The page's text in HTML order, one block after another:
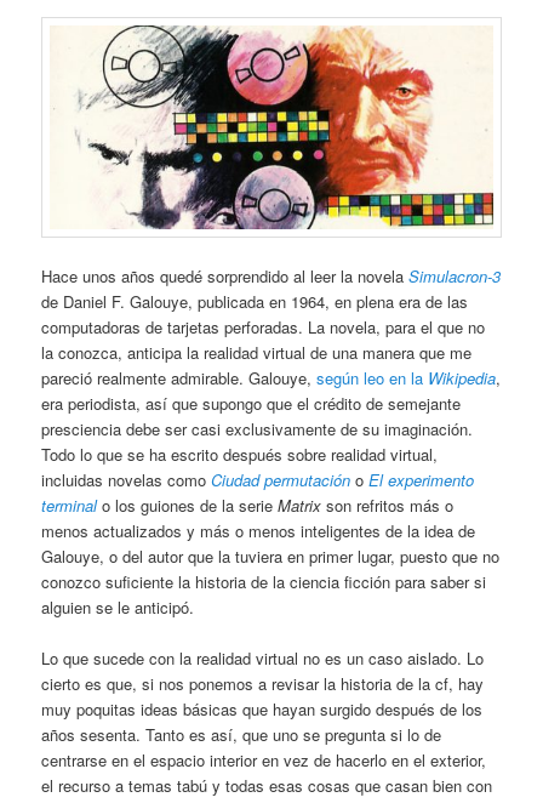
Hace unos años quedé sorprendido al leer la novelaSimulacron-3
de Daniel F. Galouye, publicada en 1964, en plena era de las
computadoras de tarjetas perforadas. La novela, para el que no
la conozca, anticipa la realidad virtual de una manera que me
pareció realmente admirable. Galouye,según leo en la Wikipedia,
era periodista, así que supongo que el crédito de semejante
presciencia debe ser casi exclusivamente de su imaginación.
Todo lo que se ha escrito después sobre realidad virtual,
incluidas novelas comoCiudad permutación oEl experimento
terminalo los guiones de la serieMatrix son refritos más o
menos actualizados y más o menos inteligentes de la idea de
Galouye, o del autor que la tuviera en primer lugar, puesto que no
conozco suficiente la historia de la ciencia ficción para saber si
alguien se le anticipó.
Lo que sucede con la realidad virtual no es un caso aislado. Lo
cierto es que, si nos ponemos a revisar la historia de la cf, hay
muy poquitas ideas básicas que hayan surgido después de los
años sesenta. Tanto es así, que uno se pregunta si lo de
centrarse en el espacio interior en vez de hacerlo en el exterior,
el recurso a temas tabú y todas esas cosas que casan bien con